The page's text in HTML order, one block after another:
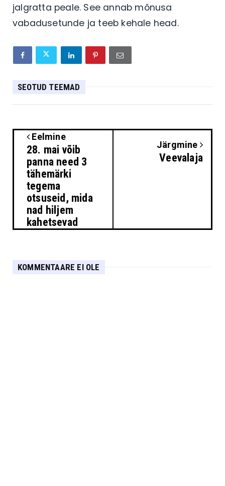
jalgratta peale. See annab mõnusa
vabadusetunde ja teeb kehale head.
SEOTUD TEEMAD
Eelmine
28. mai võib
panna need 3
tähemärki
tegema
otsuseid, mida
nad hiljem
kahetsevad
Järgmine
Veevalaja
KOMMENTAARE EI OLE